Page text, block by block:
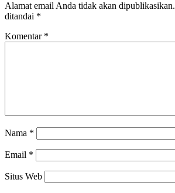
Alamat email Anda tidak akan dipublikasikan.
ditandai *
Komentar *
Nama *
Email *
Situs Web